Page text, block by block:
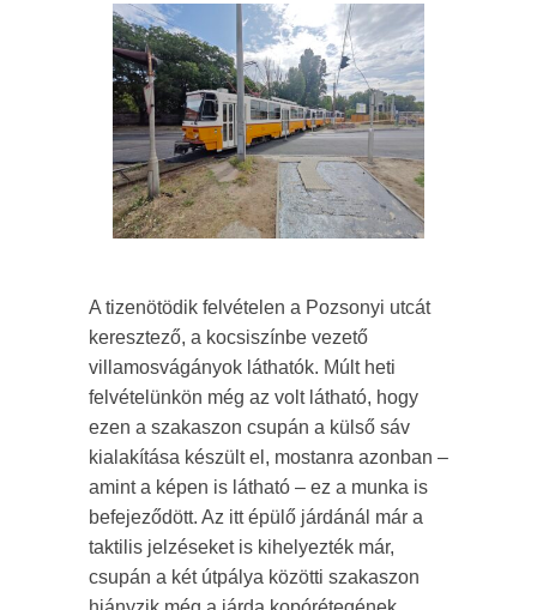
A tizenötödik felvételen a Pozsonyi utcát
keresztező, a kocsiszínbe vezető
villamosvágányok láthatók. Múlt heti
felvételünkön még az volt látható, hogy
ezen a szakaszon csupán a külső sáv
kialakítása készült el, mostanra azonban –
amint a képen is látható – ez a munka is
befejeződött. Az itt épülő járdánál már a
taktilis jelzéseket is kihelyezték már,
csupán a két útpálya közötti szakaszon